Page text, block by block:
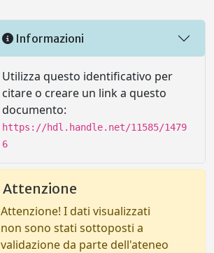
Informazioni
Utilizza questo identificativo per
citare o creare un link a questo
documento:
https://hdl.handle.net/11585/1479
6
Attenzione
Attenzione! I dati visualizzati
non sono stati sottoposti a
validazione da parte dell'ateneo